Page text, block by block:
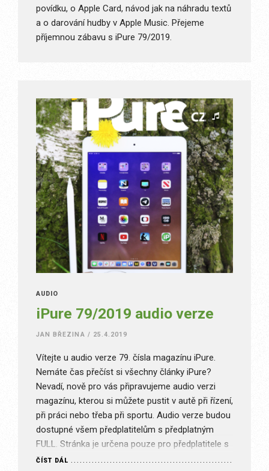
povídku, o Apple Card, návod jak na náhradu textů
a o darování hudby v Apple Music. Přejeme
příjemnou zábavu s iPure 79/2019.
AUDIO
iPure 79/2019 audio verze
JAN BŘEZINA / 25.4.2019
Vítejte u audio verze 79. čísla magazínu iPure.
Nemáte čas přečíst si všechny články iPure?
Nevadí, nově pro vás připravujeme audio verzi
magazínu, kterou si můžete pustit v autě při řízení,
při práci nebo třeba při sportu. Audio verze budou
dostupné všem předplatitelům s předplatným
FULL. Stránka je určena pouze pro předplatitele s
příslušným typem…
ČÍST DÁL